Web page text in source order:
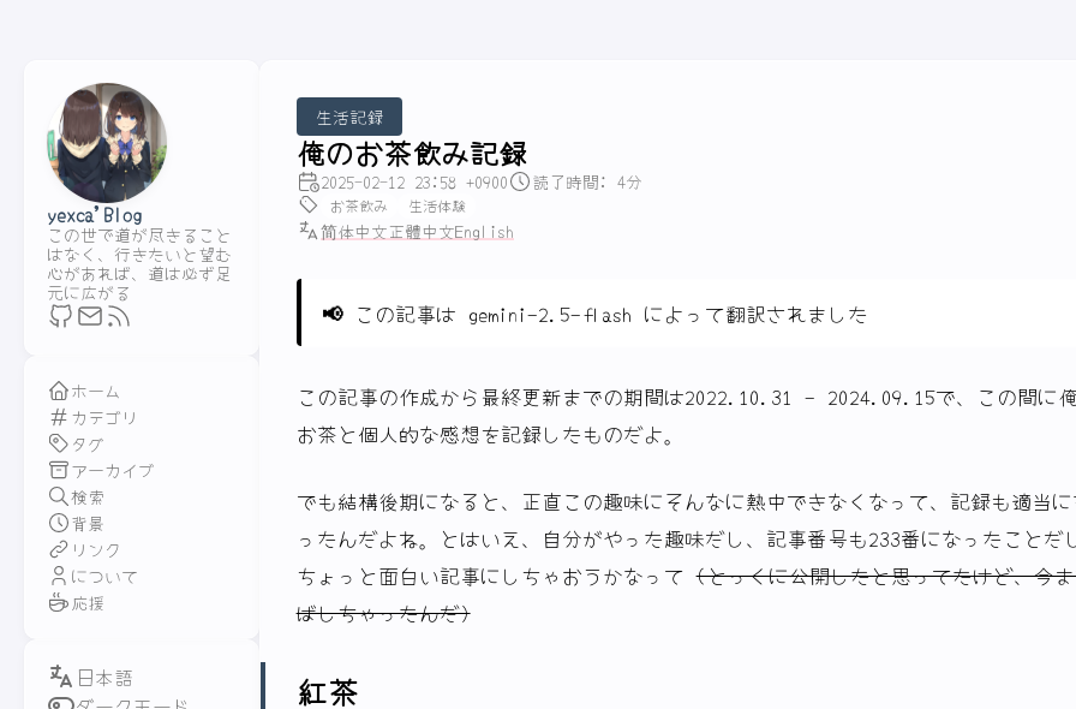
yexca'Blog
この世で道が尽きること
はなく、行きたいと望む
心があれば、道は必ず足
元に広がる
ホーム
カテゴリ
タグ
アーカイブ
検索
背景
リンク
について
応援
生活記録
俺のお茶飲み記録
2025-02-12 23:58 +0900 読了時間: 4分
お茶飲み 生活体験
简体中文正體中文English
📢この記事は gemini-2.5-flash によって翻訳されました
この記事の作成から最終更新までの期間は2022.10.31 - 2024.09.15で、この間に
お茶と個人的な感想を記録したものだよ。
でも結構後期になると、正直この趣味にそんなに熱中できなくなって、記録も適当
ったんだよね。とはいえ、自分がやった趣味だし、記事番号も233番になったことだ
ちょっと面白い記事にしちゃおうかなって(とっくに公開したと思ってたけど、今
ばしちゃったんだ)
紅茶